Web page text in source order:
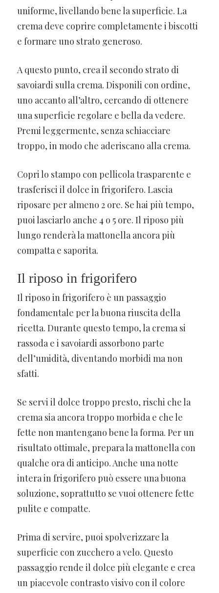
uniforme, livellando bene la superficie. La
crema deve coprire completamente i biscotti
e formare uno strato generoso.
A questo punto, crea il secondo strato di
savoiardi sulla crema. Disponili con ordine,
uno accanto all’altro, cercando di ottenere
una superficie regolare e bella da vedere.
Premi leggermente, senza schiacciare
troppo, in modo che aderiscano alla crema.
Copri lo stampo con pellicola trasparente e
trasferisci il dolce in frigorifero. Lascia
riposare per almeno 2 ore. Se hai più tempo,
puoi lasciarlo anche 4 o 5 ore. Il riposo più
lungo renderà la mattonella ancora più
compatta e saporita.
Il riposo in frigorifero
Il riposo in frigorifero è un passaggio
fondamentale per la buona riuscita della
ricetta. Durante questo tempo, la crema si
rassoda e i savoiardi assorbono parte
dell’umidità, diventando morbidi ma non
sfatti.
Se servi il dolce troppo presto, rischi che la
crema sia ancora troppo morbida e che le
fette non mantengano bene la forma. Per un
risultato ottimale, prepara la mattonella con
qualche ora di anticipo. Anche una notte
intera in frigorifero può essere una buona
soluzione, soprattutto se vuoi ottenere fette
pulite e compatte.
Prima di servire, puoi spolverizzare la
superficie con zucchero a velo. Questo
passaggio rende il dolce più elegante e crea
un piacevole contrasto visivo con il colore